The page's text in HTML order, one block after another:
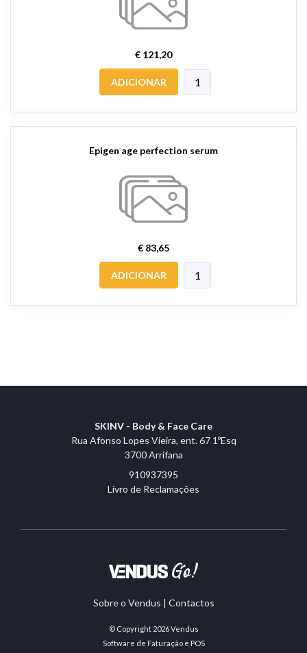
€ 121,20
ADICIONAR
Epigen age perfection serum
€ 83,65
ADICIONAR
SKINV - Body & Face Care
Rua Afonso Lopes Vieira, ent. 67 1ºEsq
3700 Arrifana
910937395
Livro de Reclamações
Sobre o Vendus | Contactos
© Copyright 2026Vendus
Software de Faturação e POS